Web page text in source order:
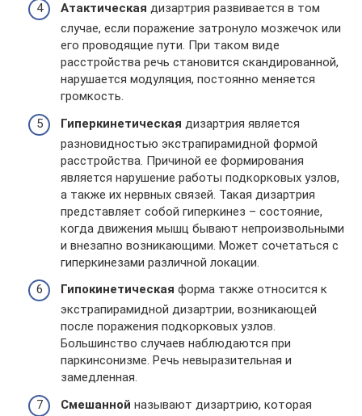
Атактическая дизартрия развивается в том
случае, если поражение затронуло мозжечок или
его проводящие пути. При таком виде
расстройства речь становится скандированной,
нарушается модуляция, постоянно меняется
громкость.
Гиперкинетическая дизартрия является
разновидностью экстрапирамидной формой
расстройства. Причиной ее формирования
является нарушение работы подкорковых узлов,
а также их нервных связей. Такая дизартрия
представляет собой гиперкинез – состояние,
когда движения мышц бывают непроизвольными
и внезапно возникающими. Может сочетаться с
гиперкинезами различной локации.
Гипокинетическая форма также относится к
экстрапирамидной дизартрии, возникающей
после поражения подкорковых узлов.
Большинство случаев наблюдаются при
паркинсонизме. Речь невыразительная и
замедленная.
Смешанной называют дизартрию, которая